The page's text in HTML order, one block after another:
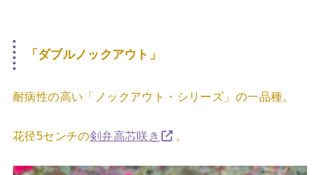
「ダブルノックアウト」
耐病性の高い「ノックアウト・シリーズ」の一品種。
花径5センチの剣弁高芯咲き 。